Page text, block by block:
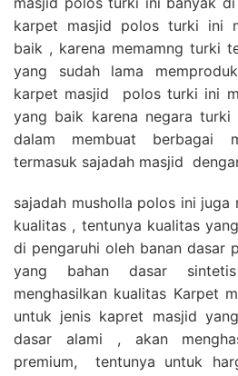
karpet masjid polos turki ini
baik , karena memamng turki
yang sudah lama
karpet masjid polos turki ini
yang baik karena negara turki
dalam membuat berbagai
termasuk sajadah masjid
sajadah musholla polos ini
kualitas , tentunya kualitas
di pengaruhi oleh banan dasar
yang bahan dasar
menghasilkan kualitas Karpet
untuk jenis kapret masjid
dasar alami , akan
premium, tentunya untuk